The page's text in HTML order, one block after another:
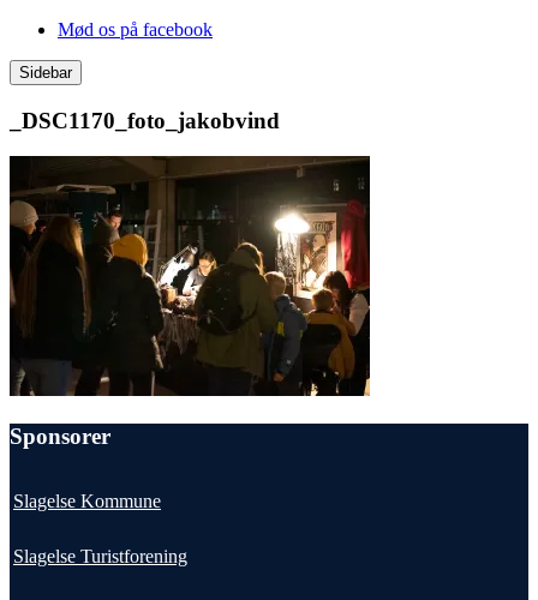
Videre
indhold
Mød os på facebook
Sidebar
_DSC1170_foto_jakobvind
Sponsorer
Slagelse Kommune
Slagelse Turistforening